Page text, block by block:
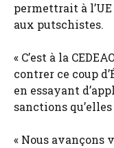
permettrait à
aux putschistes.
« C’est à la
contrer ce coup
en essayant
sanctions
« Nous avançons